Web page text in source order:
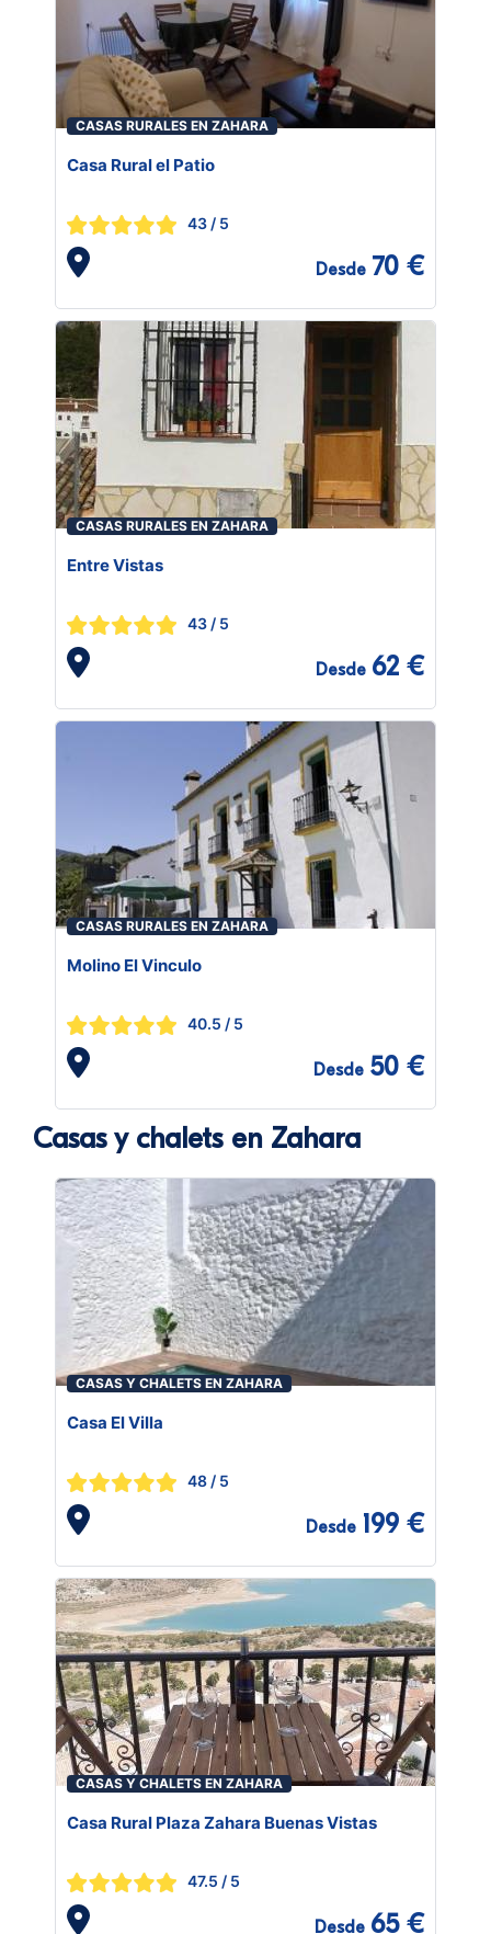
CASAS RURALES EN ZAHARA
Casa Rural el Patio
43 / 5
Desde 70 €
CASAS RURALES EN ZAHARA
Entre Vistas
43 / 5
Desde 62 €
CASAS RURALES EN ZAHARA
Molino El Vinculo
40.5 / 5
Desde 50 €
Casas y chalets en Zahara
CASAS Y CHALETS EN ZAHARA
Casa El Villa
48 / 5
Desde 199 €
CASAS Y CHALETS EN ZAHARA
Casa Rural Plaza Zahara Buenas Vistas
47.5 / 5
Desde 65 €